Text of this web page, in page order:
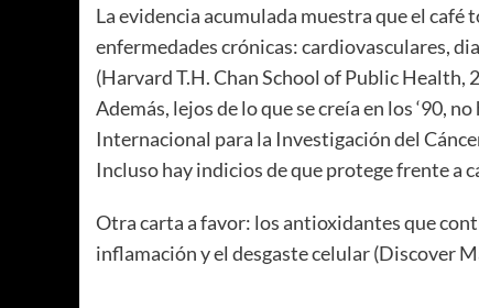
La evidencia acumulada muestra que el
enfermedades crónicas: cardiovasculares,
(Harvard T.H. Chan School of Public Health,
Además, lejos de lo que se creía en los ‘90,
Internacional para la Investigación del
Incluso hay indicios de que protege frente a
Otra carta a favor: los antioxidantes que
inflamación y el desgaste celular (Discover